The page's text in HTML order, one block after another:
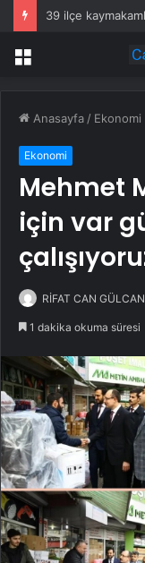
Menü
Anasayfa / Ekonomi
Ekonomi
Mehmet
için var
RİFAT CAN GÜLCAN
1 dakika okuma süresi